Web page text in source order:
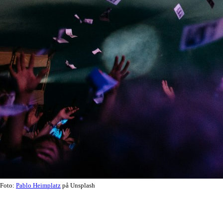
Foto: Pablo Heimplatz på Unsplash